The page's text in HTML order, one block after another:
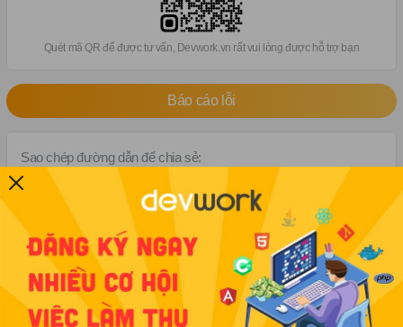
Quét mã QR để được tư vấn, Devwork.vn rất vui lòng được hỗ trợ bạn
Báo cáo lỗi
Sao chép đường dẫn để chia sẻ:
Việc làm cùng kỹ năng
Cộng tác viên tuyển dụng
Tiền thưởng